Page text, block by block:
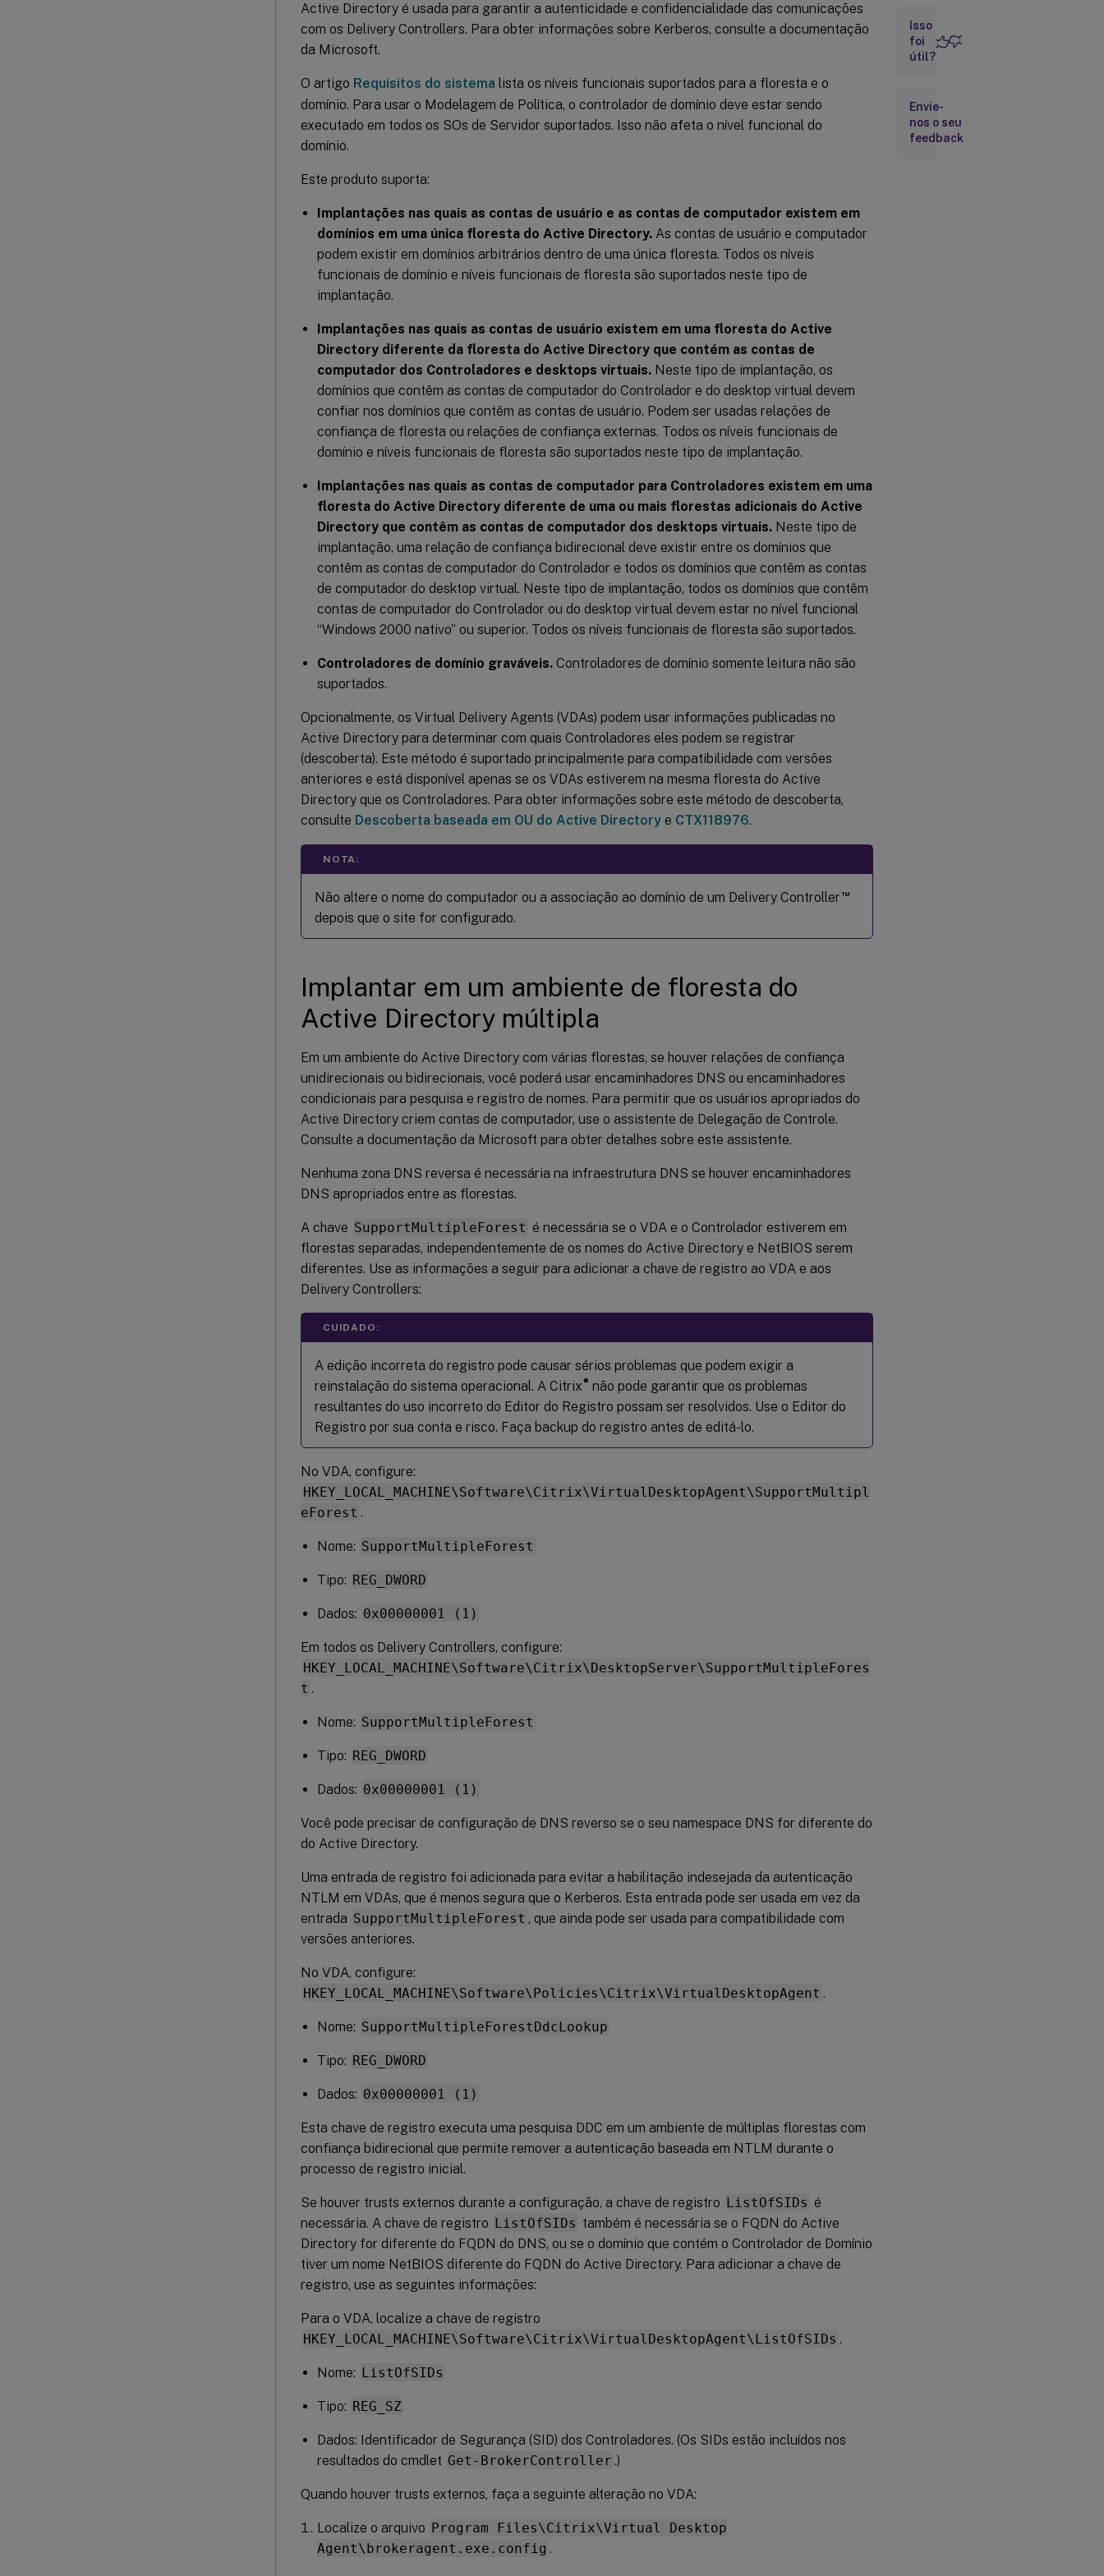
Active Directory é usada para garantir a autenticidade e confidencialidade das comunicações
com os Delivery Controllers. Para obter informações sobre Kerberos, consulte a documentação
da Microsoft.
O artigo Requisitos do sistema lista os níveis funcionais suportados para a floresta e o
domínio. Para usar o Modelagem de Política, o controlador de domínio deve estar sendo
executado em todos os SOs de Servidor suportados. Isso não afeta o nível funcional do
domínio.
Este produto suporta:
Implantações nas quais as contas de usuário e as contas de computador existem em
domínios em uma única floresta do Active Directory. As contas de usuário e computador
podem existir em domínios arbitrários dentro de uma única floresta. Todos os níveis
funcionais de domínio e níveis funcionais de floresta são suportados neste tipo de
implantação.
Implantações nas quais as contas de usuário existem em uma floresta do Active
Directory diferente da floresta do Active Directory que contém as contas de
computador dos Controladores e desktops virtuais. Neste tipo de implantação, os
domínios que contêm as contas de computador do Controlador e do desktop virtual devem
confiar nos domínios que contêm as contas de usuário. Podem ser usadas relações de
confiança de floresta ou relações de confiança externas. Todos os níveis funcionais de
domínio e níveis funcionais de floresta são suportados neste tipo de implantação.
Implantações nas quais as contas de computador para Controladores existem em uma
floresta do Active Directory diferente de uma ou mais florestas adicionais do Active
Directory que contêm as contas de computador dos desktops virtuais. Neste tipo de
implantação, uma relação de confiança bidirecional deve existir entre os domínios que
contêm as contas de computador do Controlador e todos os domínios que contêm as contas
de computador do desktop virtual. Neste tipo de implantação, todos os domínios que contêm
contas de computador do Controlador ou do desktop virtual devem estar no nível funcional
“Windows 2000 nativo” ou superior. Todos os níveis funcionais de floresta são suportados.
Controladores de domínio graváveis. Controladores de domínio somente leitura não são
suportados.
Opcionalmente, os Virtual Delivery Agents (VDAs) podem usar informações publicadas no
Active Directory para determinar com quais Controladores eles podem se registrar
(descoberta). Este método é suportado principalmente para compatibilidade com versões
anteriores e está disponível apenas se os VDAs estiverem na mesma floresta do Active
Directory que os Controladores. Para obter informações sobre este método de descoberta,
consulte Descoberta baseada em OU do Active Directory e CTX118976.
NOTA:
Não altere o nome do computador ou a associação ao domínio de um Delivery Controller™
depois que o site for configurado.
Implantar em um ambiente de floresta do
Active Directory múltipla
Em um ambiente do Active Directory com várias florestas, se houver relações de confiança
unidirecionais ou bidirecionais, você poderá usar encaminhadores DNS ou encaminhadores
condicionais para pesquisa e registro de nomes. Para permitir que os usuários apropriados do
Active Directory criem contas de computador, use o assistente de Delegação de Controle.
Consulte a documentação da Microsoft para obter detalhes sobre este assistente.
Nenhuma zona DNS reversa é necessária na infraestrutura DNS se houver encaminhadores
DNS apropriados entre as florestas.
A chave SupportMultipleForest é necessária se o VDA e o Controlador estiverem em
florestas separadas, independentemente de os nomes do Active Directory e NetBIOS serem
diferentes. Use as informações a seguir para adicionar a chave de registro ao VDA e aos
Delivery Controllers:
CUIDADO:
A edição incorreta do registro pode causar sérios problemas que podem exigir a
reinstalação do sistema operacional. A Citrix® não pode garantir que os problemas
resultantes do uso incorreto do Editor do Registro possam ser resolvidos. Use o Editor do
Registro por sua conta e risco. Faça backup do registro antes de editá-lo.
No VDA, configure:
HKEY_LOCAL_MACHINE\Software\Citrix\VirtualDesktopAgent\SupportMultipl
eForest .
Nome: SupportMultipleForest
Tipo: REG_DWORD
Dados: 0x00000001 (1)
Em todos os Delivery Controllers, configure:
HKEY_LOCAL_MACHINE\Software\Citrix\DesktopServer\SupportMultipleFores
t .
Nome: SupportMultipleForest
Tipo: REG_DWORD
Dados: 0x00000001 (1)
Você pode precisar de configuração de DNS reverso se o seu namespace DNS for diferente do
do Active Directory.
Uma entrada de registro foi adicionada para evitar a habilitação indesejada da autenticação
NTLM em VDAs, que é menos segura que o Kerberos. Esta entrada pode ser usada em vez da
entrada SupportMultipleForest , que ainda pode ser usada para compatibilidade com
versões anteriores.
No VDA, configure:
HKEY_LOCAL_MACHINE\Software\Policies\Citrix\VirtualDesktopAgent .
Nome: SupportMultipleForestDdcLookup
Tipo: REG_DWORD
Dados: 0x00000001 (1)
Esta chave de registro executa uma pesquisa DDC em um ambiente de múltiplas florestas com
confiança bidirecional que permite remover a autenticação baseada em NTLM durante o
processo de registro inicial.
Se houver trusts externos durante a configuração, a chave de registro ListOfSIDs é
necessária. A chave de registro ListOfSIDs também é necessária se o FQDN do Active
Directory for diferente do FQDN do DNS, ou se o domínio que contém o Controlador de Domínio
tiver um nome NetBIOS diferente do FQDN do Active Directory. Para adicionar a chave de
registro, use as seguintes informações:
Para o VDA, localize a chave de registro
HKEY_LOCAL_MACHINE\Software\Citrix\VirtualDesktopAgent\ListOfSIDs .
Nome: ListOfSIDs
Tipo: REG_SZ
Dados: Identificador de Segurança (SID) dos Controladores. (Os SIDs estão incluídos nos
resultados do cmdlet Get-BrokerController .)
Quando houver trusts externos, faça a seguinte alteração no VDA:
Localize o arquivo Program Files\Citrix\Virtual Desktop
Agent\brokeragent.exe.config .
Isso
foi
útil?
Envie-
nos o seu
feedback